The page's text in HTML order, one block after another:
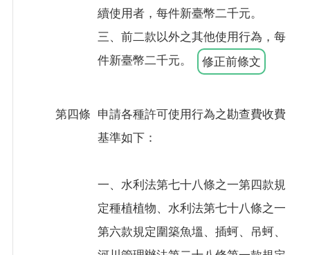
續使用者，每件新臺幣二千元。
三、前二款以外之其他使用行為，每
件新臺幣二千元。
修正前條文
第四條 申請各種許可使用行為之勘查費收費
基準如下：
一、水利法第七十八條之一第四款規
定種植植物、水利法第七十八條之一
第六款規定圍築魚塭、插蚵、吊蚵、